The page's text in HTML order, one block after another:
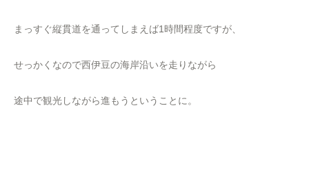
まっすぐ縦貫道を通ってしまえば1時間程度ですが、
せっかくなので西伊豆の海岸沿いを走りながら
途中で観光しながら進もうということに。